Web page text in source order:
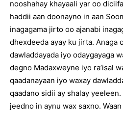
nooshahay khayaali yar oo
haddii aan doonayno in aan
inagagama jirto oo ajanabi
dhexdeeda ayay ku jirta. Anaga
dawladdayada iyo odaygayaga
degno Madaxweyne iyo ra’isal
qaadanayaan iyo waxay
qaadano sidii ay shalay
jeedno in aynu wax saxno.